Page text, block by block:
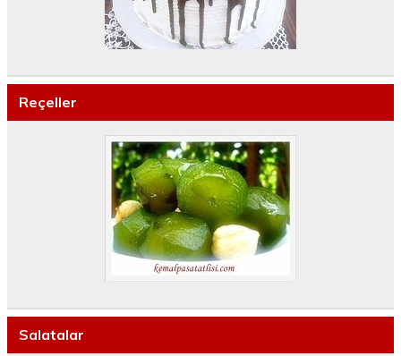
Reçeller
Salatalar